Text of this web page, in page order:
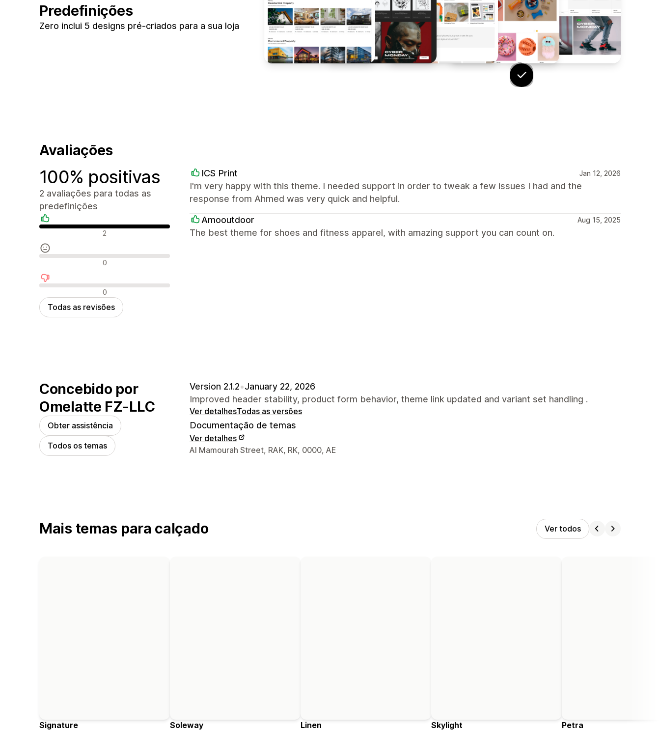
Predefinições
Zero inclui 5 designs pré-criados para a sua loja
Avaliações
100% positivas
2 avaliações para todas as
predefinições
Avaliações positivas
2
Avaliações neutras
0
Avaliações negativas
0
Todas as revisões
ICS Print Jan 12, 2026
I'm very happy with this theme. I needed support in order to tweak a few issues I had and the
response from Ahmed was very quick and helpful.
Amooutdoor Aug 15, 2025
The best theme for shoes and fitness apparel, with amazing support you can count on.
Concebido por
Omelatte FZ-LLC
Obter assistência
Todos os temas
Version 2.1.2•January 22, 2026
Improved header stability, product form behavior, theme link updated and variant set handling .
Ver detalhesTodas as versões
Documentação de temas
Ver detalhes
Detalhes de contacto do designer
Al Mamourah Street, RAK, RK, 0000, AE
Mais temas para calçado Ver todos
Signature Soleway Linen Skylight Petra